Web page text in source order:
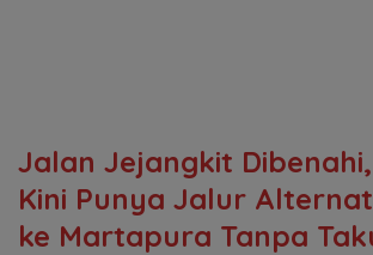
Jalan Jejangkit
Kini Punya Jalur
ke Martapura Tanpa